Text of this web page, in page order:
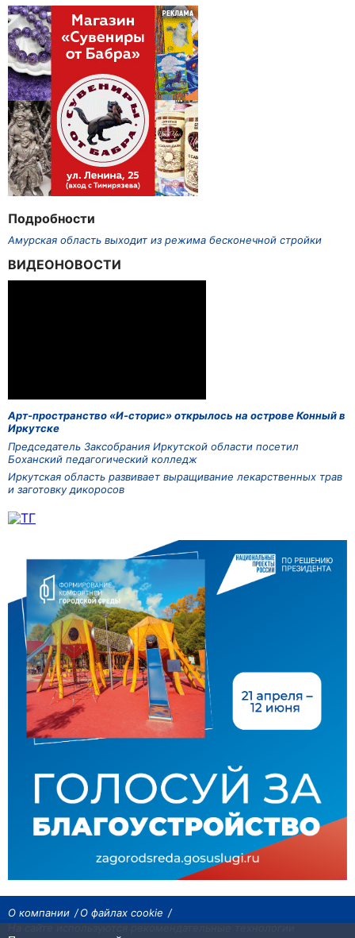
Подробности
Амурская область выходит из режима бесконечной стройки
ВИДЕОНОВОСТИ
Арт-пространство «И-сторис» открылось на острове Конный в
Иркутске
Председатель Заксобрания Иркутской области посетил
Боханский педагогический колледж
Иркутская область развивает выращивание лекарственных трав
и заготовку дикоросов
О компании
О файлах cookie